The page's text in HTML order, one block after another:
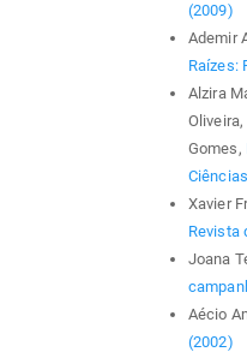
(2009)
Ademir
Raízes:
Alzira
Gomes,
Xavier
Revista
Joana
Aécio
(2002)